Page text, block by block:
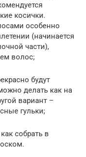
косички.
особенно
(начинается
части),
волос;
будут
делать как на
вариант –
гульки;
собрать в